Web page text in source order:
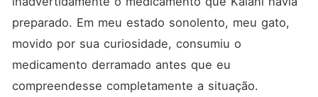
preparado. Em meu estado sonolento, meu gato,
movido por sua curiosidade, consumiu o
medicamento derramado antes que eu
compreendesse completamente a situação.